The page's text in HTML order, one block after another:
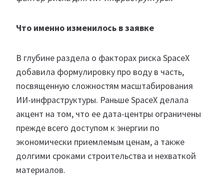
Что именно изменилось в заявке
В глубине раздела о факторах риска SpaceX
добавила формулировку про воду в часть,
посвященную сложностям масштабирования
ИИ-инфраструктуры. Раньше SpaceX делала
акцент на том, что ее дата-центры ограничены
прежде всего доступом к энергии по
экономически приемлемым ценам, а также
долгими сроками строительства и нехваткой
материалов.